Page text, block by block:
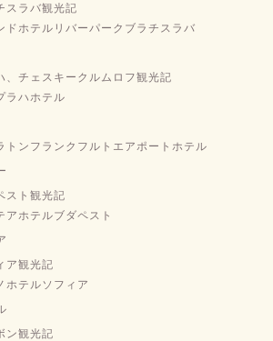
スラバ観光記
ドホテルリバーパークブラチスラバ
、チェスキークルムロフ観光記
ラハホテル
トンフランクフルトエアポートホテル
スト観光記
アホテルブダペスト
ア観光記
ホテルソフィア
ン観光記